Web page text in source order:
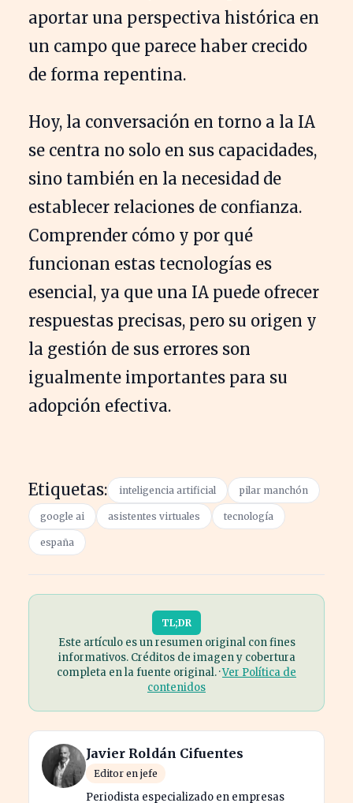
aportar una perspectiva histórica en
un campo que parece haber crecido
de forma repentina.
Hoy, la conversación en torno a la IA
se centra no solo en sus capacidades,
sino también en la necesidad de
establecer relaciones de confianza.
Comprender cómo y por qué
funcionan estas tecnologías es
esencial, ya que una IA puede ofrecer
respuestas precisas, pero su origen y
la gestión de sus errores son
igualmente importantes para su
adopción efectiva.
Etiquetas: inteligencia artificial pilar manchón
google ai asistentes virtuales tecnología
españa
TL;DR
Este artículo es un resumen original con fines
informativos. Créditos de imagen y cobertura
completa en la fuente original. ·Ver Política de
contenidos
Javier Roldán Cifuentes
Editor en jefe
Periodista especializado en empresas